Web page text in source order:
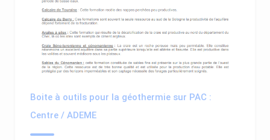
Boite à outils pour la géothermie sur PAC :
Centre / ADEME